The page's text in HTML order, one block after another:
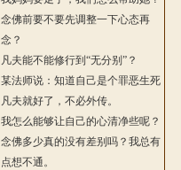
念佛前要不要先调整一下心态再
念？
凡夫能不能修行到“无分别”？
某法师说：知道自己是个罪恶生死
凡夫就好了，不必外传。
我怎么能够让自己的心清净些呢？
念佛多少真的没有差别吗？我总有
点想不通。